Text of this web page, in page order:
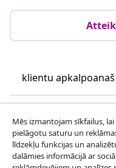
klientu apkalpoanaš
vidaXL
Mēs izmantojam sīkfailus,
pielāgotu saturu un
līdzekļu funkcijas un
dalāmies informācijā ar